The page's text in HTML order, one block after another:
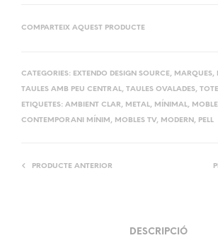
COMPARTEIX AQUEST PRODUCTE
CATEGORIES: EXTENDO DESIGN SOURCE, MARQUES,
TAULES AMB PEU CENTRAL, TAULES OVALADES,
ETIQUETES: AMBIENT CLAR, METAL, MÍNIMAL,
CONTEMPORANI MÍNIM , MOBLES TV, MODERN , PELL
PRODUCTE ANTERIOR
DESCRIPCIÓ